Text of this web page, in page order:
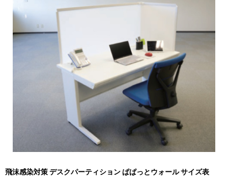
飛沫感染対策 デスクパーティション ぱぱっとウォール サイズ表